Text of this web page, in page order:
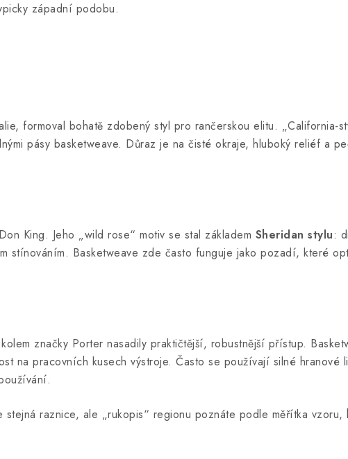
západní podobu.
formoval bohatě zdobený styl pro rančerskou elitu. „California-
pásy basketweave. Důraz je na čisté okraje, hluboký reliéf a
King. Jeho „wild rose“ motiv se stal základem Sheridan stylu:
stínováním. Basketweave zde často funguje jako pozadí, které
značky Porter nasadily praktičtější, robustnější přístup.
na pracovních kusech výstroje. Často se používají silné hranové
raznice, ale „rukopis“ regionu poznáte podle měřítka vzoru,